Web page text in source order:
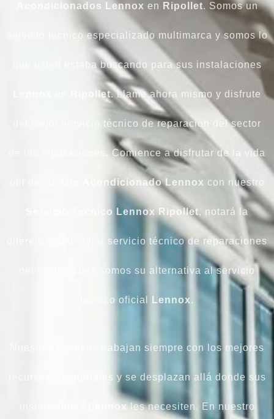
Acondicionados Lennox en Ripollet. Somos un
servicio técnico especializado multimarca y somos lo
que usted estaba buscando para sus instalaciones
Ripollet. Llame ahora mismo y disfrute
del mejor servicio técnico de reparación del sector
de las reparaciones. Comience a disfrutar de la vida
Acondicionado Lennox con nuestro
Servicio Técnico Lennox Ripollet, notará la
diferencia del mejor servicio técnico de reparaciones
del sector, pues somos su alternativa al servicio
técnico oficial Lennox.
Nuestros técnicos trabajan siempre con los mejores
recursos y materiales y se desplazan allá donde sus
Lennoxles necesiten. En nuestro